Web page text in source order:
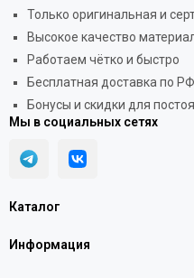
Каталог
Информация
Только оригинальная и
Высокое качество
Работаем чётко и быстро
Бесплатная доставка по РФ
Бонусы и скидки для
Мы в социальных сетях